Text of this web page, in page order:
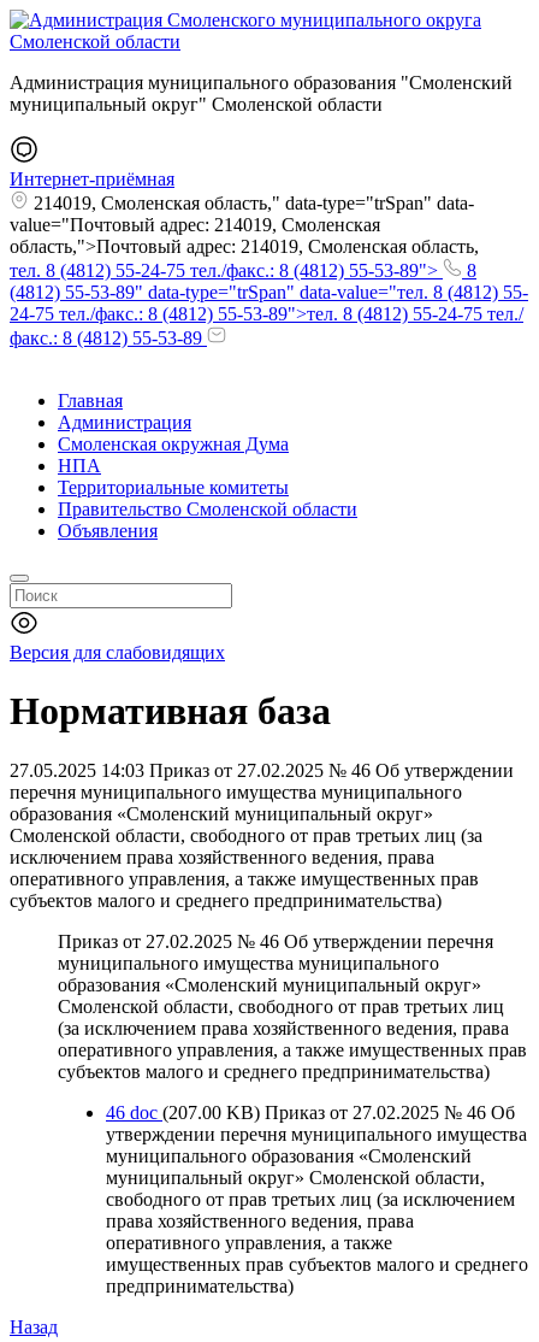
Администрация муниципального образования "Смоленский
муниципальный округ" Смоленской области
Интернет-приёмная
214019, Смоленская область," data-type="trSpan" data-
value="Почтовый адрес: 214019, Смоленская
область,">Почтовый адрес: 214019, Смоленская область,
тел. 8 (4812) 55-24-75 тел./факс.: 8 (4812) 55-53-89">
8
(4812) 55-53-89" data-type="trSpan" data-value="тел. 8 (4812) 55-
24-75 тел./факс.: 8 (4812) 55-53-89">тел. 8 (4812) 55-24-75 тел./
факс.: 8 (4812) 55-53-89
Главная
Администрация
Смоленская окружная Дума
НПА
Территориальные комитеты
Правительство Смоленской области
Объявления
Версия для слабовидящих
Нормативная база
27.05.2025 14:03 Приказ от 27.02.2025 № 46 Об утверждении
перечня муниципального имущества муниципального
образования «Смоленский муниципальный округ»
Смоленской области, свободного от прав третьих лиц (за
исключением права хозяйственного ведения, права
оперативного управления, а также имущественных прав
субъектов малого и среднего предпринимательства)
Приказ от 27.02.2025 № 46 Об утверждении перечня
муниципального имущества муниципального
образования «Смоленский муниципальный округ»
Смоленской области, свободного от прав третьих лиц
(за исключением права хозяйственного ведения, права
оперативного управления, а также имущественных прав
субъектов малого и среднего предпринимательства)
46 doc (207.00 KB) Приказ от 27.02.2025 № 46 Об
утверждении перечня муниципального имущества
муниципального образования «Смоленский
муниципальный округ» Смоленской области,
свободного от прав третьих лиц (за исключением
права хозяйственного ведения, права
оперативного управления, а также
имущественных прав субъектов малого и среднего
предпринимательства)
Назад